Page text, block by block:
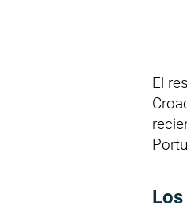
El